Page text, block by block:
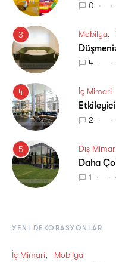
0
3 Mobilya
4
4 İç Mimari
2
5 Dış
Daha
1
YENI DEKORASYONLAR
İç Mimari Mobilya